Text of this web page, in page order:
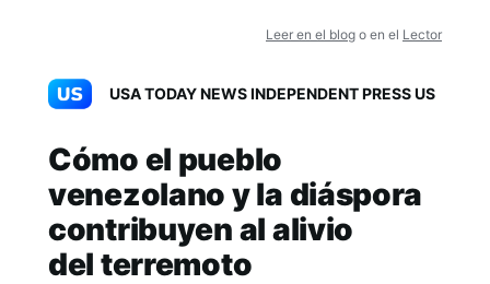
Leer en el blog o en el Lector
USA TODAY NEWS INDEPENDENT PRESS US
Cómo el pueblo
venezolano y la diáspora
contribuyen al alivio
del terremoto